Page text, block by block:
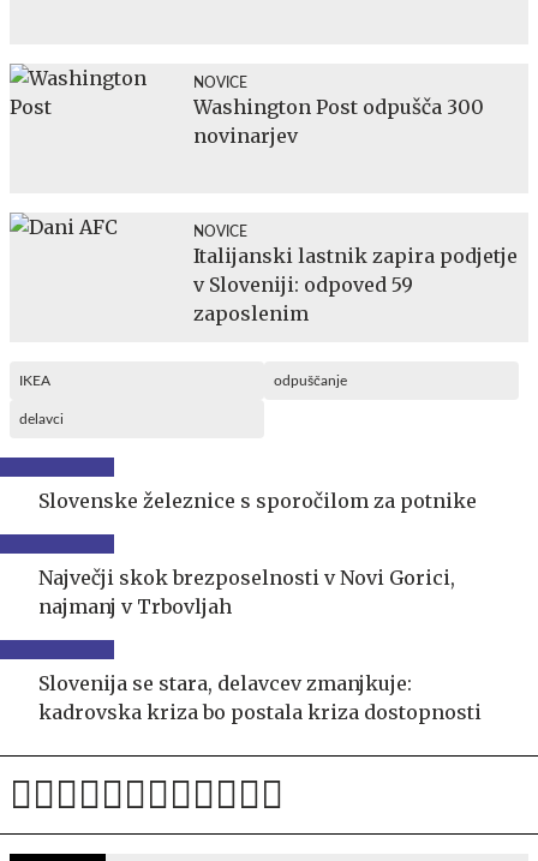
NOVICE
Washington Post odpušča 300
novinarjev
NOVICE
Italijanski lastnik zapira podjetje
v Sloveniji: odpoved 59
zaposlenim
IKEA odpuščanje
delavci
Slovenske železnice s sporočilom za potnike
Največji skok brezposelnosti v Novi Gorici,
najmanj v Trbovljah
Slovenija se stara, delavcev zmanjkuje:
kadrovska kriza bo postala kriza dostopnosti